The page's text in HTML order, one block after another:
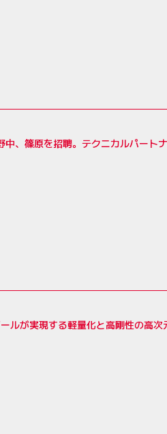
、篠原を招聘。テクニカルパー
ルが実現する軽量化と高剛性の高次